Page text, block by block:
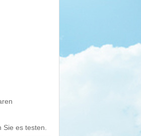
es testen.